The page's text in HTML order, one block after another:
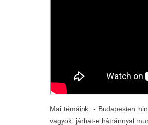
Mai témáink: - Budapesten
vagyok, járhat-e hátránnyal